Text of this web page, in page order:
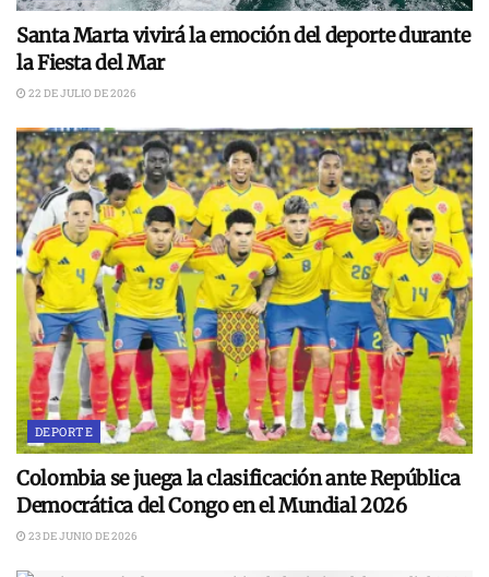
Santa Marta vivirá la emoción del deporte durante
la Fiesta del Mar
22 DE JULIO DE 2026
DEPORTE
Colombia se juega la clasificación ante República
Democrática del Congo en el Mundial 2026
23 DE JUNIO DE 2026